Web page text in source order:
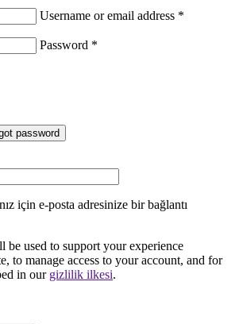
Username or email address *
Password *
password
için e-posta adresinize bir bağlantı
be used to support your experience
to manage access to your account, and for
in our gizlilik ilkesi.